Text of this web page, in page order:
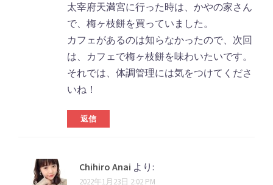
太宰府天満宮に行った時は、かやの家さん
で、梅ヶ枝餅を買っていました。
カフェがあるのは知らなかったので、次回
は、カフェで梅ヶ枝餅を味わいたいです。
それでは、体調管理には気をつけてくださ
いね！
返信
Chihiro Anai より:
2022年1月23日 2:02 PM